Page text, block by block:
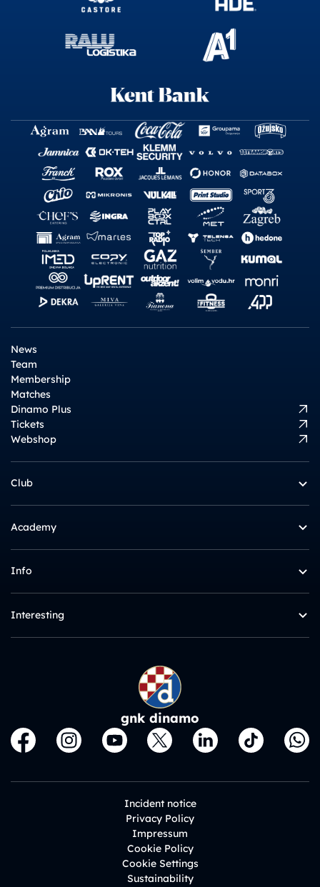
News
Team
Membership
Matches
Dinamo Plus
Tickets
Webshop
Club
Academy
Info
Interesting
gnk dinamo
Incident notice
Privacy Policy
Impressum
Cookie Policy
Cookie Settings
Sustainability